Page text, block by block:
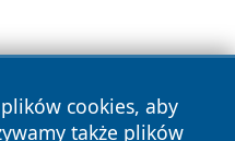
cookies, aby
także plików